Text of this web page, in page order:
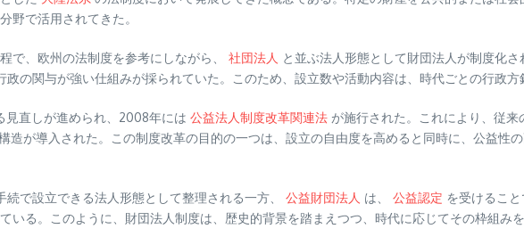
野で活用されてきた。
で、欧州の法制度を参考にしながら、 社団法人 と並ぶ法人形態として財団法人が制度化さ
政の関与が強い仕組みが採られていた。このため、設立数や活動内容は、時代ごとの行政方
直しが進められ、2008年には 公益法人制度改革関連法 が施行された。これにより、従来
造が導入された。この制度改革の目的の一つは、設立の自由度を高めると同時に、公益性
続で設立できる法人形態として整理される一方、 公益財団法人 は、 公益認定 を受けるこ
いる。このように、財団法人制度は、歴史的背景を踏まえつつ、時代に応じてその枠組みを